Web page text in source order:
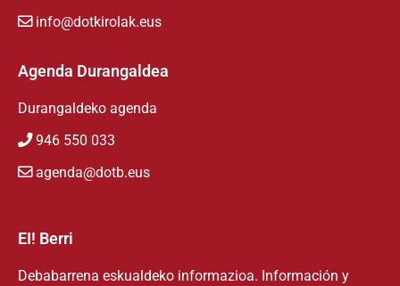
info@dotkirolak.eus
Agenda Durangaldea
Durangaldeko agenda
946 550 033
agenda@dotb.eus
EI! Berri
Debabarrena eskualdeko informazioa. Información y